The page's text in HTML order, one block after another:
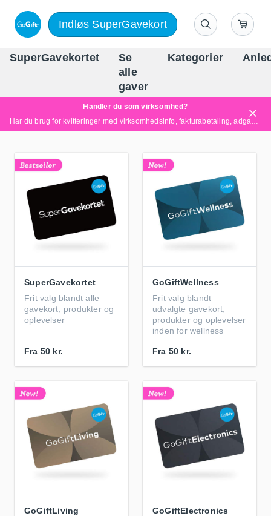
Indløs SuperGavekort
SuperGavekortet
Se
alle
gaver
Kategorier
Handler du som virksomhed?
Har du brug for kvitteringer med virksomhedsinfo, fakturabetaling, adgang for flere brugere eller skræddersyede løsninger?
SuperGavekortet
Frit valg blandt alle
gavekort, produkter og
oplevelser
Fra 50 kr.
GoGiftWellness
Frit valg blandt
udvalgte gavekort,
produkter og oplevelser
inden for wellness
Fra 50 kr.
GoGiftLiving
GoGiftElectronics